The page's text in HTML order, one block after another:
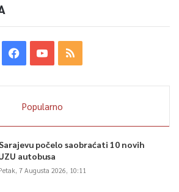
Popularno
počelo saobraćati 10 novih
autobusa
7 Augusta 2026, 10:11